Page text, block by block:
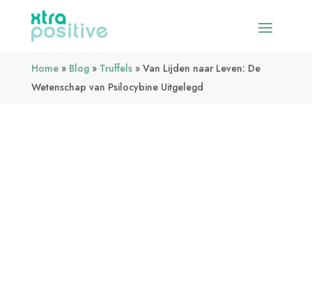
Home » Blog » Truffels »Van Lijden naar Leven: De
Wetenschap van Psilocybine Uitgelegd